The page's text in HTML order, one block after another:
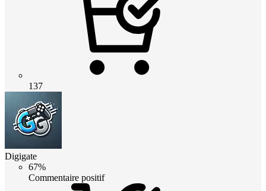
137
Digigate
67%
Commentaire positif